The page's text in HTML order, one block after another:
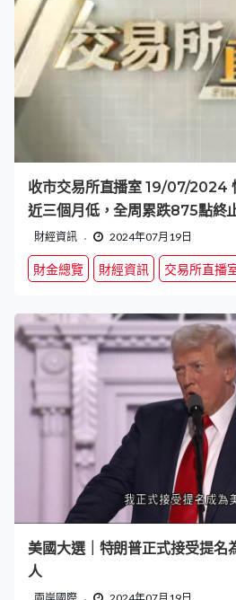
收市交易所直播室 19/07/2024 恒指再失守250天線至
近三個月低，全周累跌875點終
財經資訊 2024年07月19日
財金總覽 財經資訊 交易所直播
美國大選｜特朗普正式接受提名
人